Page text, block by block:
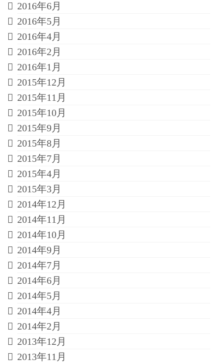
2016年6月
2016年5月
2016年4月
2016年2月
2016年1月
2015年12月
2015年11月
2015年10月
2015年9月
2015年8月
2015年7月
2015年4月
2015年3月
2014年12月
2014年11月
2014年10月
2014年9月
2014年7月
2014年6月
2014年5月
2014年4月
2014年2月
2013年12月
2013年11月